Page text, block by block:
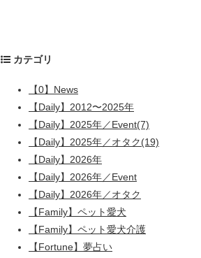
カテゴリ
【0】News
【Daily】2012〜2025年
【Daily】2025年／Event(7)
【Daily】2025年／オタク(19)
【Daily】2026年
【Daily】2026年／Event
【Daily】2026年／オタク
【Family】ペット愛犬
【Family】ペット愛犬介護
【Fortune】夢占い